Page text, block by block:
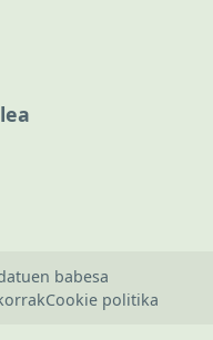
babesa
Cookie politika